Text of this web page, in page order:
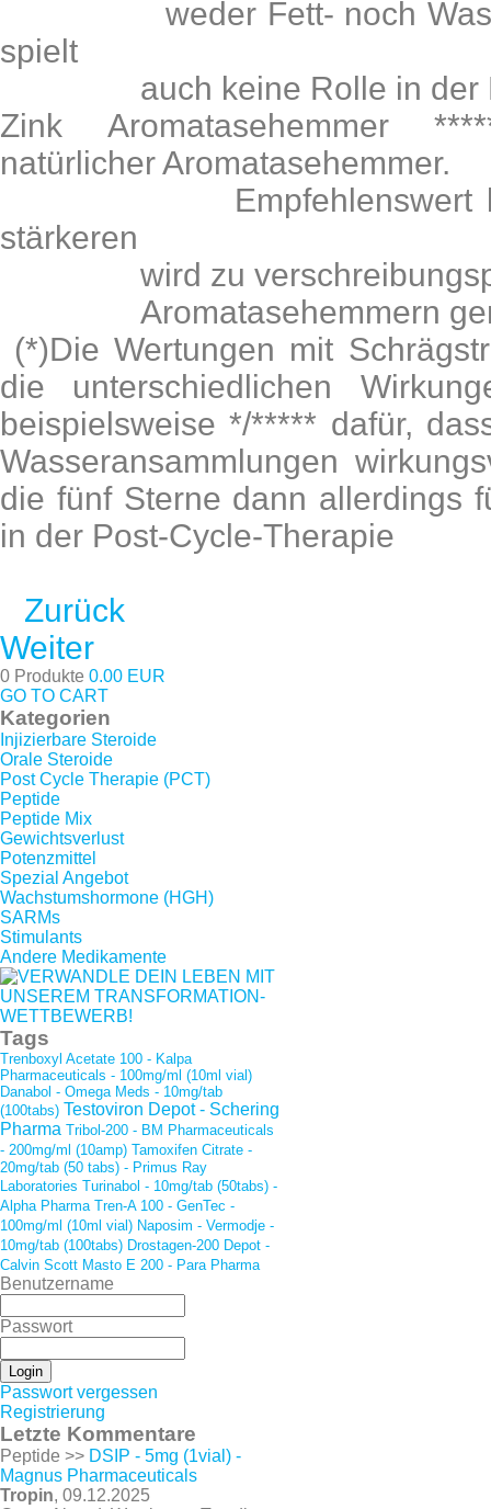
weder Fett- noch
spielt
auch keine Rolle in der
Zink Aromatasehemmer
natürlicher Aromatasehemmer.
Empfehlenswert bei
stärkeren
wird zu
Aromatasehemmern
(*)Die Wertungen mit
die unterschiedlichen
beispielsweise */***** dafür,
Wasseransammlungen
die fünf Sterne dann allerdings
in der Post-Cycle-Therapie
Zurück
Weiter
0 Produkte 0.00 EUR
GO TO CART
Kategorien
Injizierbare Steroide
Orale Steroide
Post Cycle Therapie (PCT)
Peptide
Peptide Mix
Gewichtsverlust
Potenzmittel
Spezial Angebot
Wachstumshormone (HGH)
SARMs
Stimulants
Andere Medikamente
Tags
Trenboxyl Acetate 100 - Kalpa
Pharmaceuticals - 100mg/ml (10ml vial)
Danabol - Omega Meds - 10mg/tab
(100tabs) Testoviron Depot - Schering
Pharma Tribol-200 - BM Pharmaceuticals
- 200mg/ml (10amp) Tamoxifen Citrate -
20mg/tab (50 tabs) - Primus Ray
Laboratories Turinabol - 10mg/tab (50tabs) -
Alpha Pharma Tren-A 100 - GenTec -
100mg/ml (10ml vial) Naposim - Vermodje -
10mg/tab (100tabs) Drostagen-200 Depot -
Calvin Scott Masto E 200 - Para Pharma
Benutzername
Passwort
Passwort vergessen
Registrierung
Letzte Kommentare
Peptide >> DSIP - 5mg (1vial) -
Magnus Pharmaceuticals
Tropin, 09.12.2025